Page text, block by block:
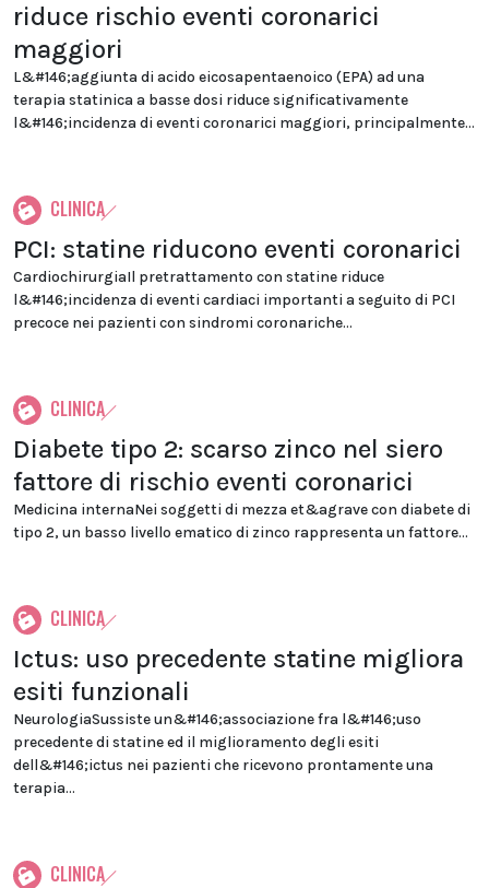
riduce rischio eventi coronarici
maggiori
L&#146;aggiunta di acido eicosapentaenoico (EPA) ad una
terapia statinica a basse dosi riduce significativamente
l&#146;incidenza di eventi coronarici maggiori, principalmente...
CLINICA
PCI: statine riducono eventi coronarici
CardiochirurgiaIl pretrattamento con statine riduce
l&#146;incidenza di eventi cardiaci importanti a seguito di PCI
precoce nei pazienti con sindromi coronariche...
CLINICA
Diabete tipo 2: scarso zinco nel siero
fattore di rischio eventi coronarici
Medicina internaNei soggetti di mezza et&agrave con diabete di
tipo 2, un basso livello ematico di zinco rappresenta un fattore...
CLINICA
Ictus: uso precedente statine migliora
esiti funzionali
NeurologiaSussiste un&#146;associazione fra l&#146;uso
precedente di statine ed il miglioramento degli esiti
dell&#146;ictus nei pazienti che ricevono prontamente una
terapia...
CLINICA